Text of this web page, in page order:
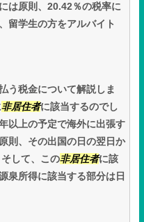
は原則、20.42％の税率に
留学生の方をアルバイト
う税金について解説しま
非居住者に該当するのでし
以上の予定で海外に出張す
則、その出国の日の翌日か
して、この非居住者に該
泉所得に該当する部分は日